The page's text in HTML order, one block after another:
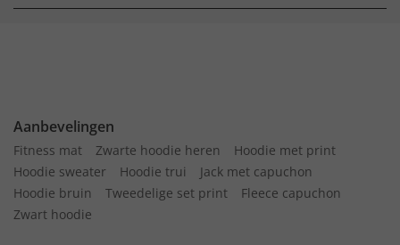
Aanbevelingen
Fitness mat Zwarte hoodie heren
Hoodie met print
Hoodie sweater
Hoodie trui
Jack met capuchon
Hoodie bruin
Tweedelige set print
Fleece capuchon
Zwart hoodie